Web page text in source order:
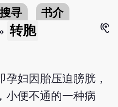
搜寻
书介
转胞
hearing
妇因胎压迫膀胱，
小便不通的一种病